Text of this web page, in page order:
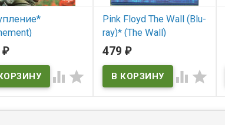
₽
 
Pink Floyd The Wall (Blu-
ray)* (The Wall)
В наличии
The Wall
479₽
 